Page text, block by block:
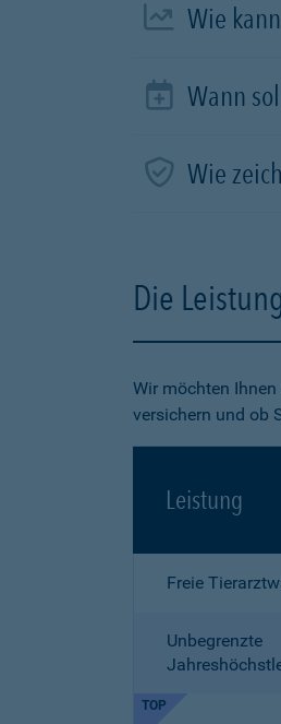
Wie
Wann
Wie
Die
Wir möchten
versichern und ob
Leistung
Freie
Unbegrenzte
TOP